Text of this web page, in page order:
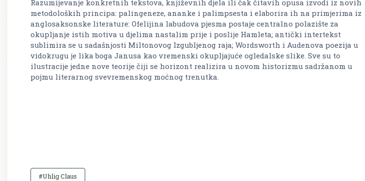
Razumijevanje konkretnih tekstova, književnih djela ili čak čitavih opusa izvodi iz novih
metodoloških principa: palingeneze, ananke i palimpsesta i elaborira ih na primjerima iz
anglosaksonske literature: Ofelijina labudova pjesma postaje centralno polazište za
okupljanje istih motiva u djelima nastalim prije i poslije Hamleta; antički intertekst
sublimira se u sadašnjosti Miltonovog Izgubljenog raja; Wordsworth i Audenova poezija u
vidokrugu je lika boga Janusa kao vremenski okupljajuće ogledalske slike. Sve su to
ilustracije jedne nove teorije čiji se horizont realizira u novom historizmu sadržanom u
pojmu literarnog svevremenskog moćnog trenutka.
#Uhlig Claus